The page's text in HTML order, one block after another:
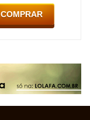
COMPRAR